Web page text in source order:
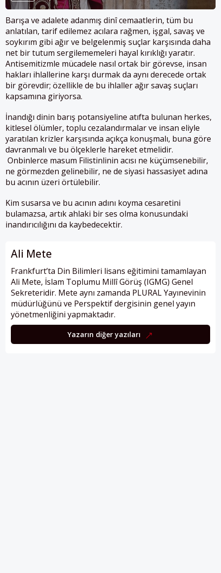
Barışa ve adalete adanmış dinî cemaatlerin, tüm bu
anlatılan, tarif edilemez acılara rağmen, işgal, savaş ve
soykırım gibi ağır ve belgelenmiş suçlar karşısında daha
net bir tutum sergilememeleri hayal kırıklığı yaratır.
Antisemitizmle mücadele nasıl ortak bir görevse, insan
hakları ihlallerine karşı durmak da aynı derecede ortak
bir görevdir; özellikle de bu ihlaller ağır savaş suçları
kapsamına giriyorsa.
İnandığı dinin barış potansiyeline atıfta bulunan herkes,
kitlesel ölümler, toplu cezalandırmalar ve insan eliyle
yaratılan krizler karşısında açıkça konuşmalı, buna göre
davranmalı ve bu ölçeklerle hareket etmelidir.
Onbinlerce masum Filistinlinin acısı ne küçümsenebilir,
ne görmezden gelinebilir, ne de siyasi hassasiyet adına
bu acının üzeri örtülebilir.
Kim susarsa ve bu acının adını koyma cesaretini
bulamazsa, artık ahlaki bir ses olma konusundaki
inandırıcılığını da kaybedecektir.
Ali Mete
Frankfurt’ta Din Bilimleri lisans eğitimini tamamlayan
Ali Mete, İslam Toplumu Millî Görüş (IGMG) Genel
Sekreteridir. Mete aynı zamanda PLURAL Yayınevinin
müdürlüğünü ve Perspektif dergisinin genel yayın
yönetmenliğini yapmaktadır.
Yazarın diğer yazıları